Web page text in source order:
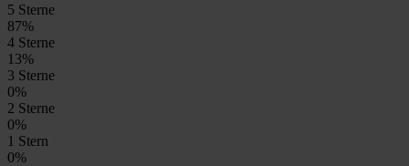
5 Sterne
87%
4 Sterne
13%
3 Sterne
0%
2 Sterne
0%
1 Stern
0%